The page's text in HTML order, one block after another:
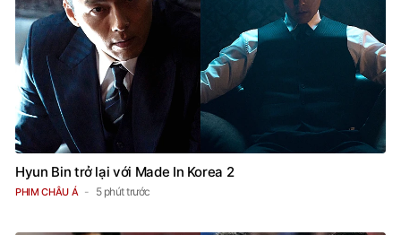
Hyun Bin trở lại với Made In Korea 2
PHIM CHÂU Á 5 phút trước